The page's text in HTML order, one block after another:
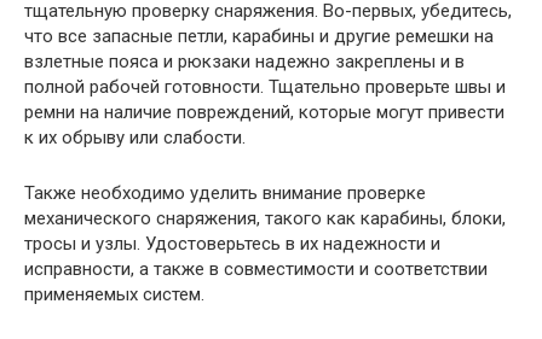
тщательную проверку снаряжения. Во-первых, убедитесь,
что все запасные петли, карабины и другие ремешки на
взлетные пояса и рюкзаки надежно закреплены и в
полной рабочей готовности. Тщательно проверьте швы и
ремни на наличие повреждений, которые могут привести
к их обрыву или слабости.
Также необходимо уделить внимание проверке
механического снаряжения, такого как карабины, блоки,
тросы и узлы. Удостоверьтесь в их надежности и
исправности, а также в совместимости и соответствии
применяемых систем.